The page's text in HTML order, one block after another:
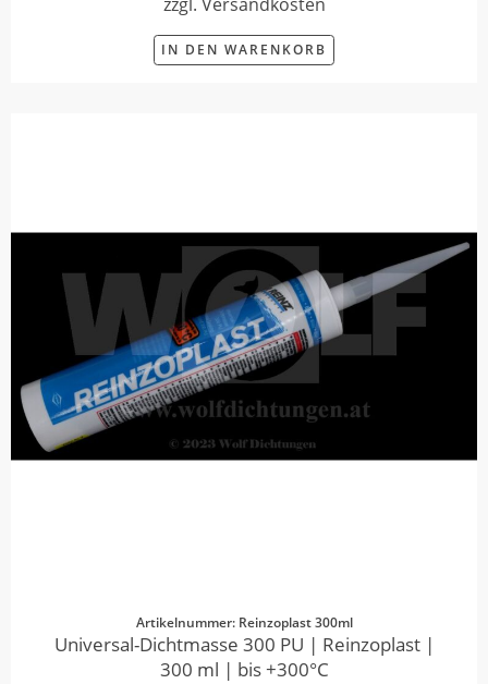
zzgl. Versandkosten
IN DEN WARENKORB
Artikelnummer: Reinzoplast 300ml
Universal-Dichtmasse 300 PU | Reinzoplast |
300 ml | bis +300°C